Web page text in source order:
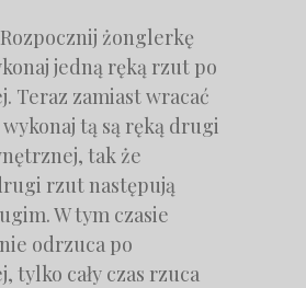
żonglerkę
jedną ręką rzut po
Teraz zamiast wracać
wykonaj tą są ręką drugi
tak że
rzut następują
W tym czasie
odrzuca po
tylko cały czas rzuca